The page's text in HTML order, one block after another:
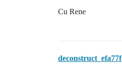
Cu Rene
deconstruct_efa77f